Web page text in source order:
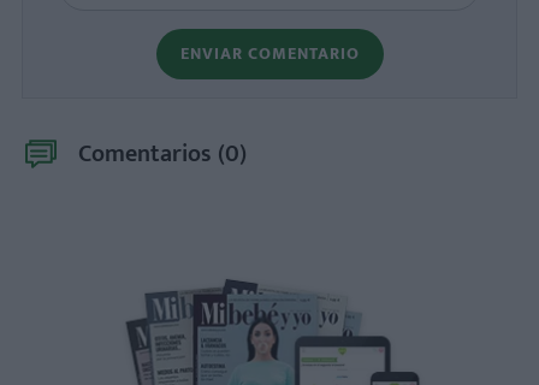
ENVIAR COMENTARIO
Comentarios (0)